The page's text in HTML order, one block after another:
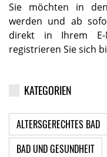
Sie möchten in
werden und ab
direkt in Ihrem E-
registrieren Sie sich
KATEGORIEN
ALTERSGERECHTES BAD
BAD UND GESUNDHEIT